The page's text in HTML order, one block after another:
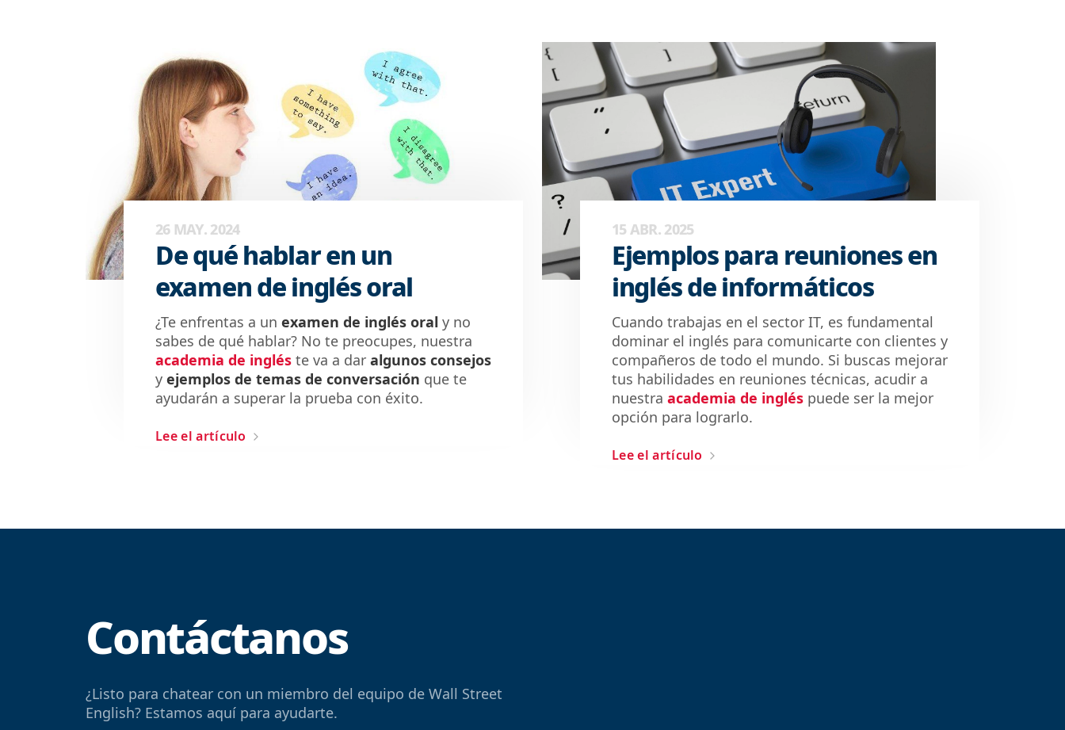
26 MAY. 2024
De qué hablar en un
examen de inglés oral
¿Te enfrentas a un examen de inglés oral y no
sabes de qué hablar? No te preocupes, nuestra
academia de inglés te va a dar algunos consejos
y ejemplos de temas de conversación que te
ayudarán a superar la prueba con éxito.
Lee el artículo
15 ABR. 2025
Ejemplos para reuniones en
inglés de informáticos
Cuando trabajas en el sector IT, es fundamental
dominar el inglés para comunicarte con clientes y
compañeros de todo el mundo. Si buscas mejorar
tus habilidades en reuniones técnicas, acudir a
nuestra academia de inglés puede ser la mejor
opción para lograrlo.
Lee el artículo
Contáctanos
¿Listo para chatear con un miembro del equipo de Wall Street
English? Estamos aquí para ayudarte.